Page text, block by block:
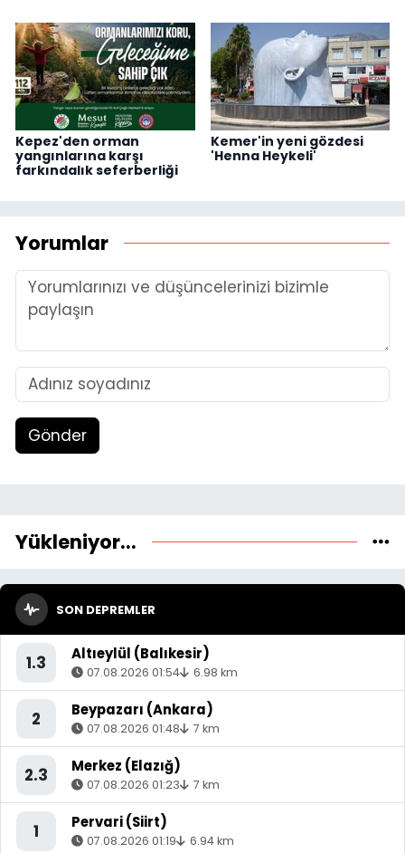
Kepez'den orman
yangınlarına karşı
farkındalık seferberliği
Kemer'in yeni gözdesi
'Henna Heykeli'
Yorumlar
Gönder
Yükleniyor...
SON DEPREMLER
1.3 Altıeylül (Balıkesir)
07.08.2026 01:54 6.98 km
2 Beypazarı (Ankara)
07.08.2026 01:48 7 km
2.3 Merkez (Elazığ)
07.08.2026 01:23 7 km
1 Pervari (Siirt)
07.08.2026 01:19 6.94 km